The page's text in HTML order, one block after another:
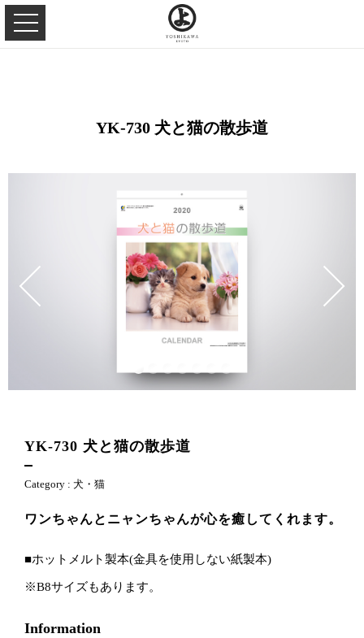
YK-730 犬と猫の散歩道
YK-730 犬と猫の散歩道
Category : 犬・猫
ワンちゃんとニャンちゃんが心を癒してくれます。
■ホットメルト製本(金具を使用しない紙製本)
※B8サイズもあります。
Information